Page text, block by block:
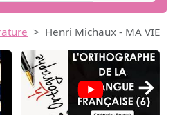
Henri Michaux - MA VIE
→